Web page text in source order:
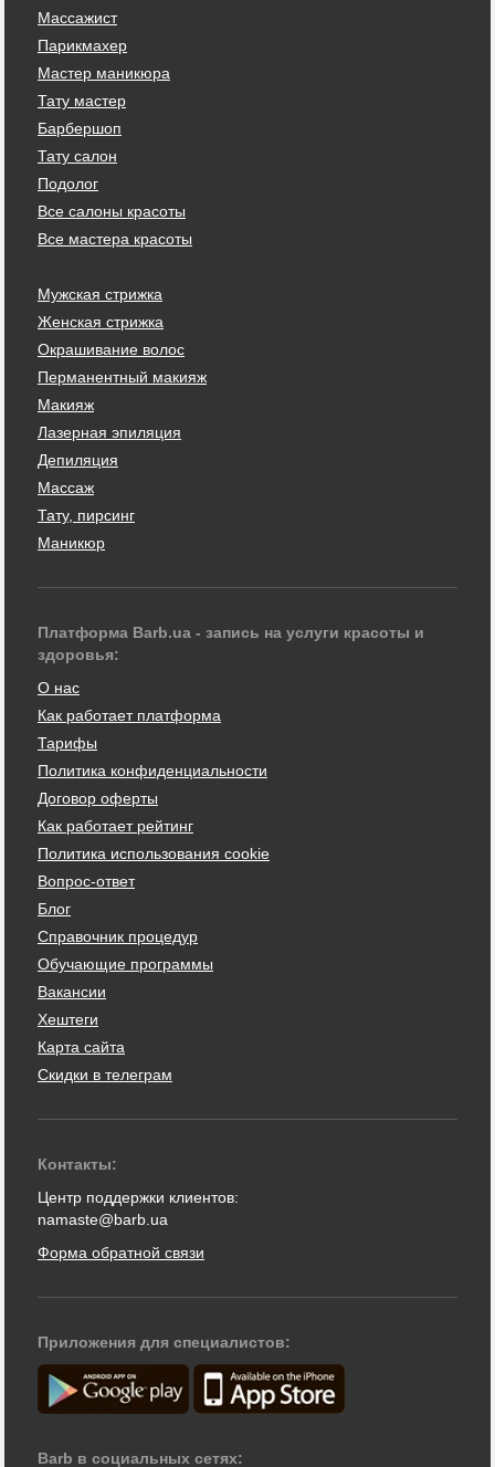
Массажист
Парикмахер
Мастер маникюра
Тату мастер
Барбершоп
Тату салон
Подолог
Все салоны красоты
Все мастера красоты
Мужская стрижка
Женская стрижка
Окрашивание волос
Перманентный макияж
Макияж
Лазерная эпиляция
Депиляция
Массаж
Тату, пирсинг
Маникюр
Платформа Barb.ua - запись на услуги красоты и
здоровья:
О нас
Как работает платформа
Тарифы
Политика конфиденциальности
Договор оферты
Как работает рейтинг
Политика использования cookie
Вопрос-ответ
Блог
Справочник процедур
Обучающие программы
Вакансии
Хештеги
Карта сайта
Скидки в телеграм
Контакты:
Центр поддержки клиентов:
namaste@barb.ua
Форма обратной связи
Приложения для специалистов:
Barb в социальных сетях: